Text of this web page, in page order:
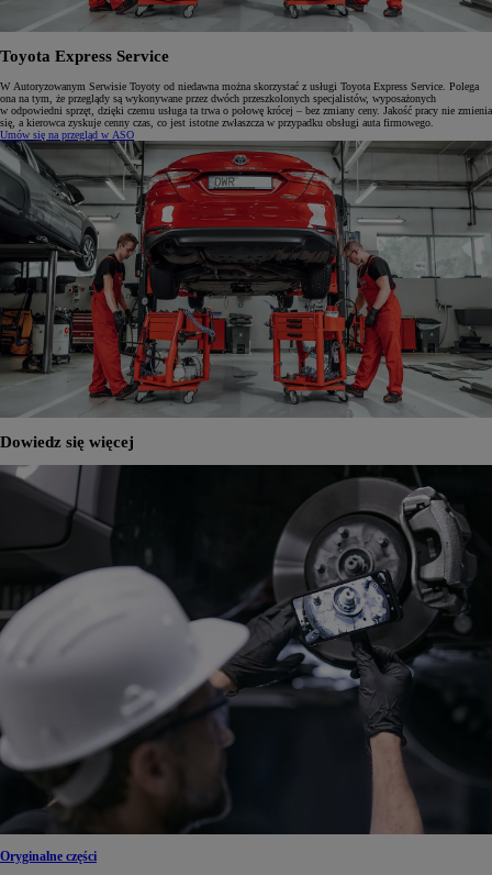
Toyota Express Service
W Autoryzowanym Serwisie Toyoty od niedawna można skorzystać z usługi Toyota Express Service. Polega
ona na tym, że przeglądy są wykonywane przez dwóch przeszkolonych specjalistów, wyposażonych
w odpowiedni sprzęt, dzięki czemu usługa ta trwa o połowę krócej – bez zmiany ceny. Jakość pracy nie zmienia
się, a kierowca zyskuje cenny czas, co jest istotne zwłaszcza w przypadku obsługi auta firmowego.
Umów się na przegląd w ASO
Dowiedz się więcej
Oryginalne części